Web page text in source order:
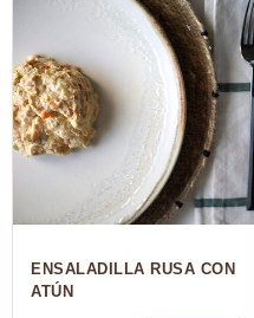
ENSALADILLA RUSA CON
ATÚN